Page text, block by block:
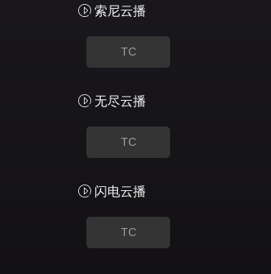
索尼云播
TC
无尽云播
TC
闪电云播
TC